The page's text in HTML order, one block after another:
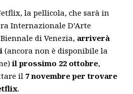
la pellicola, che sarà in
Internazionale D’Arte
di Venezia, arriverà
(ancora non è disponibile la
il prossimo 22 ottobre,
il 7 novembre per trovare
.